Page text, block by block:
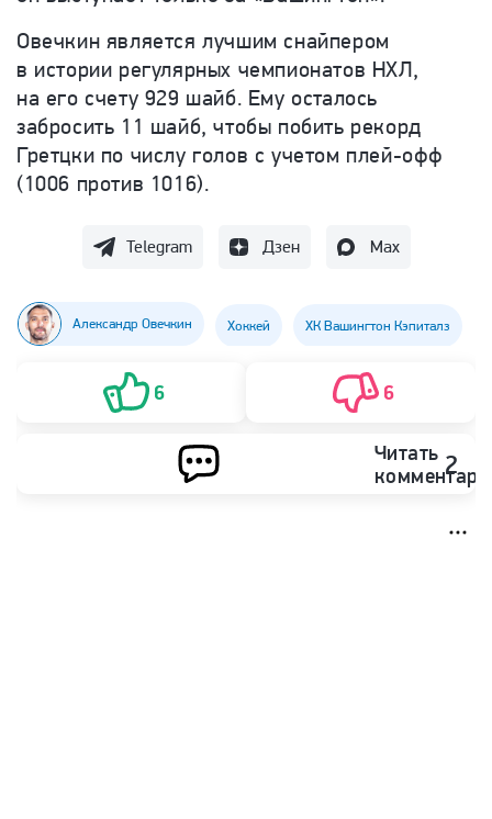
Овечкин является лучшим снайпером
в истории регулярных чемпионатов НХЛ,
на его счету 929 шайб. Ему осталось
забросить 11 шайб, чтобы побить рекорд
Гретцки по числу голов с учетом плей-офф
(1006 против 1016).
Telegram Дзен Max
Александр Овечкин Хоккей ХК Вашингтон Кэпиталз
6 6
Читать 2